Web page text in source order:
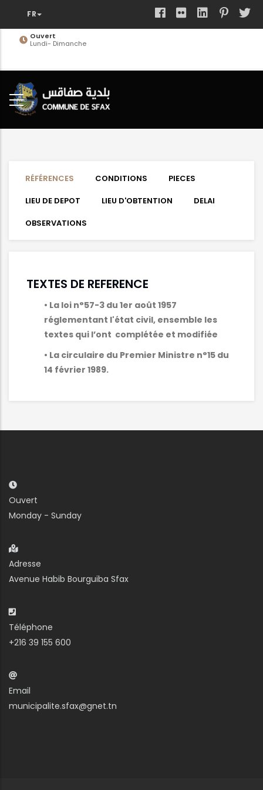
contenuOuvert
Lundi- Dimanche
RÉFÉRENCES CONDITIONS
PIECES
LIEU DE DEPOT
LIEU D'OBTENTION
DELAI
OBSERVATIONS
TEXTES DE REFERENCE
• La loi n°57-3 du 1er août 1957
réglementant l'état civil, ensemble les
textes qui l’ont complétée et modifiée
• La circulaire du Premier Ministre n°15 du
14 février 1989.
Ouvert
Monday - Sunday
Adresse
Avenue Habib Bourguiba Sfax
Téléphone
+216 39 155 600
Email
municipalite.sfax@gnet.tn